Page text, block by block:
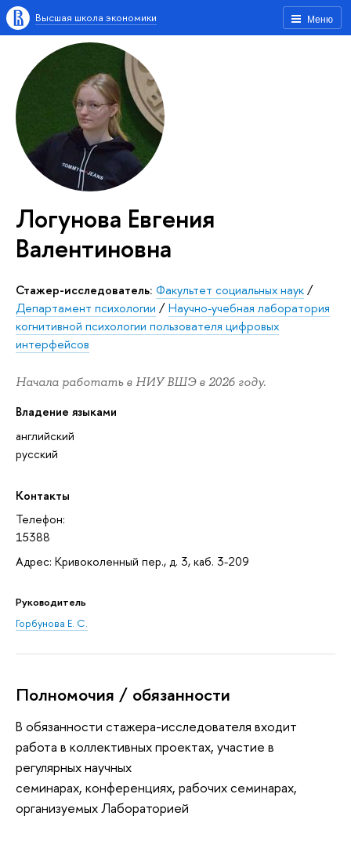
Меню
Высшая школа экономики
Логунова Евгения
Валентиновна
Стажер-исследователь: Факультет социальных наук/
Департамент психологии /Научно-учебная лаборатория
когнитивной психологии пользователя цифровых
интерфейсов
Начала работать в НИУ ВШЭ в 2026 году.
Владение языками
английский
русский
Контакты
Телефон:
15388
Адрес: Кривоколенный пер., д. 3, каб. 3-209
Руководитель
Горбунова Е. С.
Полномочия / обязанности
В обязанности стажера-исследователя входит
работа в коллективных проектах, участие в
регулярных научных
семинарах, конференциях, рабочих семинарах,
организуемых Лабораторией